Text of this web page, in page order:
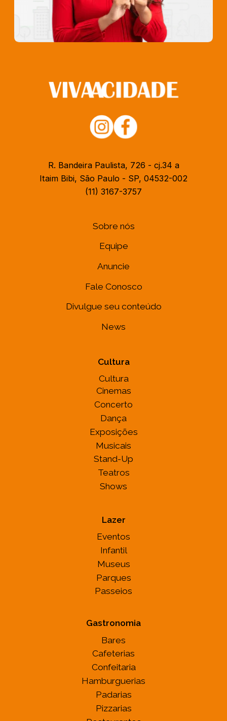
R. Bandeira Paulista, 726 - cj.34 a
Itaim Bibi, São Paulo - SP, 04532-002
(11) 3167-3757
Sobre nós
Equipe
Anuncie
Fale Conosco
Divulgue seu conteúdo
News
Cultura
Cultura
Cinemas
Concerto
Dança
Exposições
Musicais
Stand-Up
Teatros
Shows
Lazer
Eventos
Infantil
Museus
Parques
Passeios
Gastronomia
Bares
Cafeterias
Confeitaria
Hamburguerias
Padarias
Pizzarias